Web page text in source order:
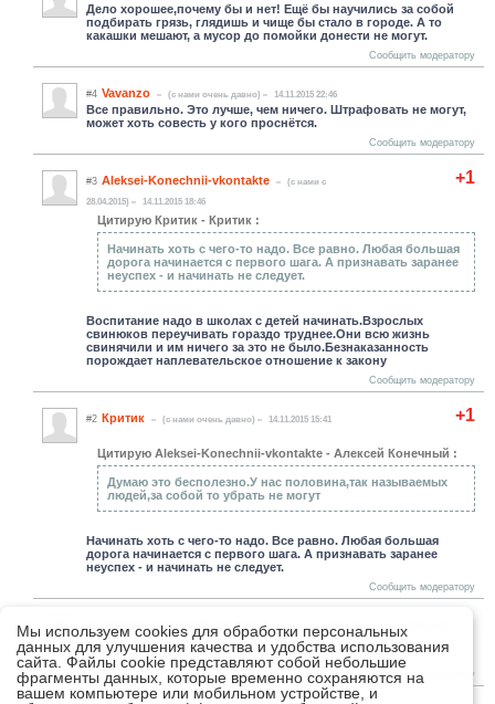
Дело хорошее,почему бы и нет! Ещё бы научились за собой
подбирать грязь, глядишь и чище бы стало в городе. А то
какашки мешают, а мусор до помойки донести не могут.
Сообщить модератору
#4 Vavanzo (c нами очень давно) 14.11.2015 22:46
Все правильно. Это лучше, чем ничего. Штрафовать не могут,
может хоть совесть у кого проснётся.
Сообщить модератору
+1
#3 Aleksei-Konechnii-vkontakte
(c нами с
28.04.2015)
14.11.2015 18:46
Цитирую Критик - Критик :
Начинать хоть с чего-то надо. Все равно. Любая большая
дорога начинается с первого шага. А признавать заранее
неуспех - и начинать не следует.
Воспитание надо в школах с детей начинать.Взрослых
свинюков переучивать гораздо труднее.Они всю жизнь
свинячили и им ничего за это не было.Безнаказанность
порождает наплевательское отношение к закону
Сообщить модератору
+1
#2 Критик (c нами очень давно) 14.11.2015 15:41
Цитирую Aleksei-Konechnii-vkontakte - Алексей Конечный :
Думаю это бесполезно.У нас половина,так называемых
людей,за собой то убрать не могут
Начинать хоть с чего-то надо. Все равно. Любая большая
дорога начинается с первого шага. А признавать заранее
неуспех - и начинать не следует.
Сообщить модератору
Aleksei-Konechnii-vkontakte
Думаю это бесполезно.У нас половина,так называемых
людей,за собой то убрать не могут
Сообщить модератору
Мы используем cookies для обработки персональных
данных для улучшения качества и удобства использования
сайта. Файлы cookie представляют собой небольшие
фрагменты данных, которые временно сохраняются на
вашем компьютере или мобильном устройстве, и